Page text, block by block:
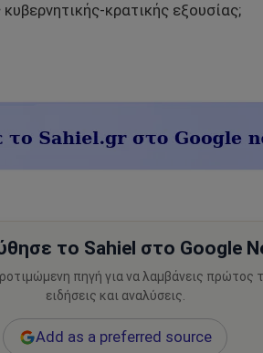
κρατικής εξουσίας;
το Sahiel στο Google
πηγή για να λαμβάνεις πρώτος
ειδήσεις και αναλύσεις.
Add as a preferred source